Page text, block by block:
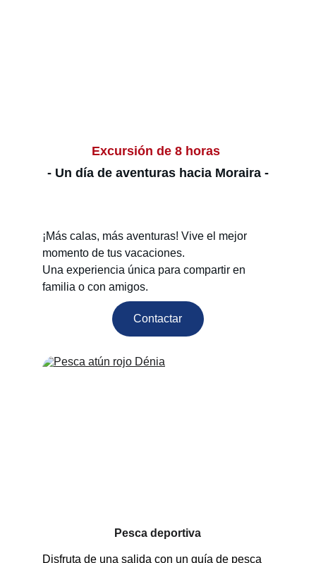
¡Más calas, más aventuras! Vive el mejor
momento de tus vacaciones.
Una experiencia única para compartir en
familia o con amigos.
Excursión de 8 horas
- Un día de aventuras hacia Moraira -
Contactar
Pesca deportiva
Disfruta de una salida con un guía de pesca